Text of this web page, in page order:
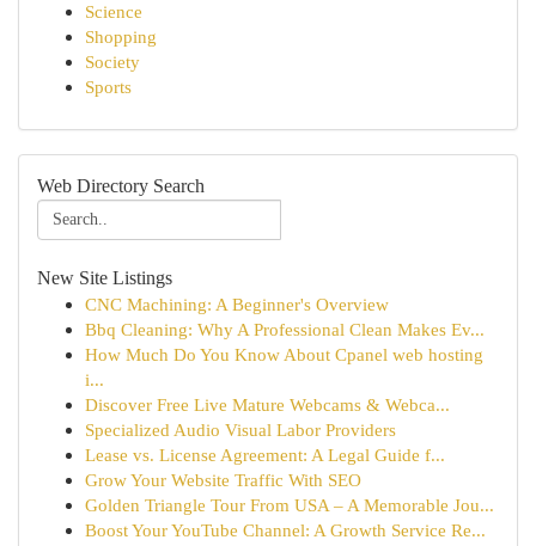
Science
Shopping
Society
Sports
Web Directory Search
New Site Listings
CNC Machining: A Beginner's Overview
Bbq Cleaning: Why A Professional Clean Makes Ev...
How Much Do You Know About Cpanel web hosting
i...
Discover Free Live Mature Webcams & Webca...
Specialized Audio Visual Labor Providers
Lease vs. License Agreement: A Legal Guide f...
Grow Your Website Traffic With SEO
Golden Triangle Tour From USA – A Memorable Jou...
Boost Your YouTube Channel: A Growth Service Re...